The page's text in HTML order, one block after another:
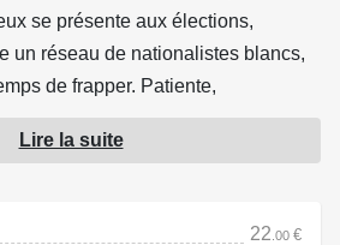
se présente aux élections,
un réseau de nationalistes blancs,
de frapper. Patiente,
transformée : de l'adolescente
à une chasseuse de primes au
Lire la suite
22 .00 €